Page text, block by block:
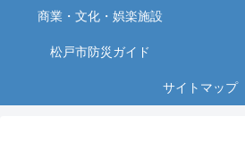
商業・文化・娯楽施設
松戸市防災ガイド
サイトマップ